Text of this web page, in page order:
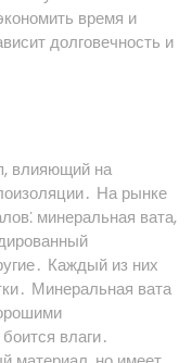
время и
долговечность и
влияющий на
На рынке
минеральная вата,
Каждый из них
Минеральная вата
влаги․